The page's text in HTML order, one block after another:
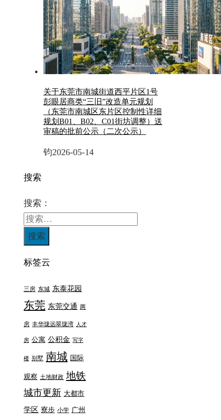
关于东莞市南城街道西平片区1号
彭眼居商类“三旧”改造单元规划
（东莞市南城区东片区控制性详细
规划B01、B02、C01街坊调整）送
审稿的批前公示（二次公示）
钧2026-05-14
搜索
搜索：
标签云
三房 东城 东泰花园
东莞 东莞交通 两
房 丰华珑远翠珑湾 人才
房 公寓 公积金 写字
楼 别墅 南城 国际
观察 土地财政 地铁
城市更新 大都市
学区 寮步 小学 广州